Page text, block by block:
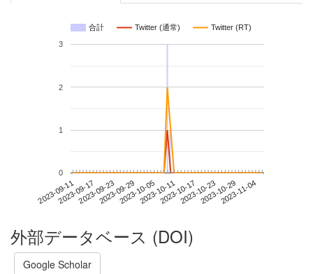
合計 Twitter (通常) Twitter (RT)
2023-09-112023-09-172023-09-232023-09-292023-10-052023-10-112023-10-172023-10-232023-10-292023-11-04
0
1
2
3
外部データベース (DOI)
Google Scholar